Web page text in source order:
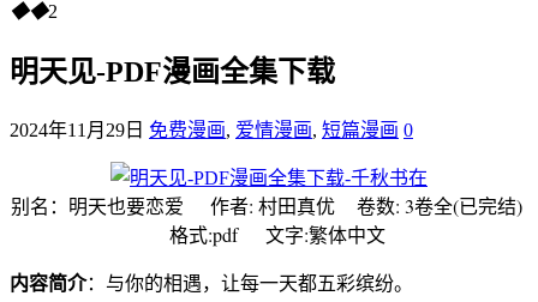
◆◆2
明天见-PDF漫画全集下载
2024年11月29日 免费漫画, 爱情漫画, 短篇漫画 0
别名：明天也要恋爱 作者: 村田真优 卷数: 3卷全(已完结)
格式:pdf 文字:繁体中文
内容简介：与你的相遇，让每一天都五彩缤纷。